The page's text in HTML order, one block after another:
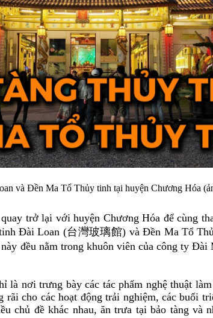
và Đền Ma Tổ Thủy tinh tại huyện Chương Hóa
trở lại với huyện Chương Hóa để cùng
Đài Loan (台灣玻璃館) và Đền Ma Tổ
đều nằm trong khuôn viên của công ty Đài
là nơi trưng bày các tác phẩm nghệ thuật
cho các hoạt động trải nghiệm, các buổi
chủ đề khác nhau, ăn trưa tại bảo tàng và